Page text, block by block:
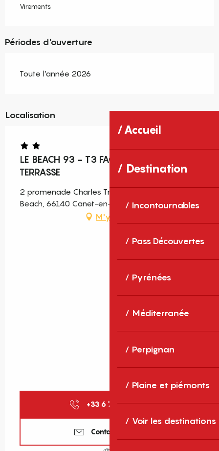
Accueil
Destination
Incontournables
Pass Découvertes
Pyrénées
Méditerranée
Perpignan
Plaine et piémonts
Voir les destinations
Virements
Périodes d'ouverture
Toute l'année 2026
Localisation
LE BEACH 93 - T3 FACE À LA MER AVEC
TERRASSE
2 promenade Charles Trénet, Résidence Le
Beach, 66140 Canet-en-Roussillon
M'y rendre
+33 6 72 29 94▒▒
Contactez-nous